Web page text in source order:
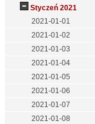
Styczeń 2021
2021-01-01
2021-01-02
2021-01-03
2021-01-04
2021-01-05
2021-01-06
2021-01-07
2021-01-08